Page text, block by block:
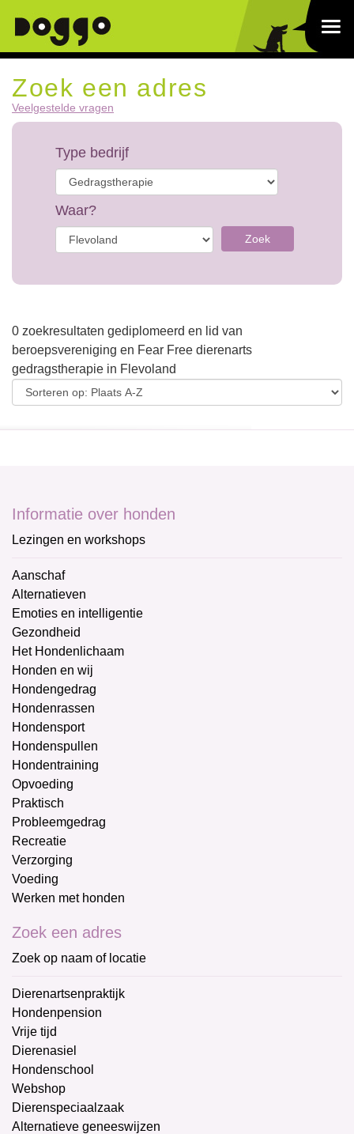
Zoek een adres
Veelgestelde vragen
Type bedrijf
Waar?
Zoek
0 zoekresultaten gediplomeerd en lid van
beroepsvereniging en Fear Free dierenarts
gedragstherapie in Flevoland
Informatie over honden
Lezingen en workshops
Aanschaf
Alternatieven
Emoties en intelligentie
Gezondheid
Het Hondenlichaam
Honden en wij
Hondengedrag
Hondenrassen
Hondensport
Hondenspullen
Hondentraining
Opvoeding
Praktisch
Probleemgedrag
Recreatie
Verzorging
Voeding
Werken met honden
Zoek een adres
Zoek op naam of locatie
Dierenartsenpraktijk
Hondenpension
Vrije tijd
Dierenasiel
Hondenschool
Webshop
Dierenspeciaalzaak
Alternatieve geneeswijzen